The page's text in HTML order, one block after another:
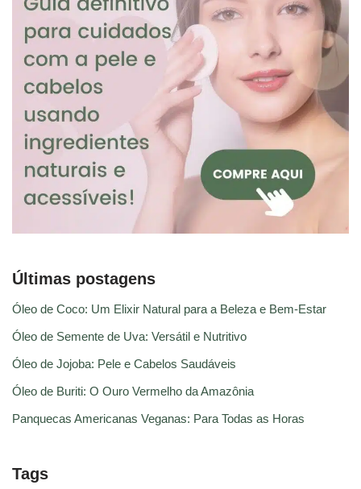
Últimas postagens
Óleo de Coco: Um Elixir Natural para a Beleza e Bem-Estar
Óleo de Semente de Uva: Versátil e Nutritivo
Óleo de Jojoba: Pele e Cabelos Saudáveis
Óleo de Buriti: O Ouro Vermelho da Amazônia
Panquecas Americanas Veganas: Para Todas as Horas
Tags